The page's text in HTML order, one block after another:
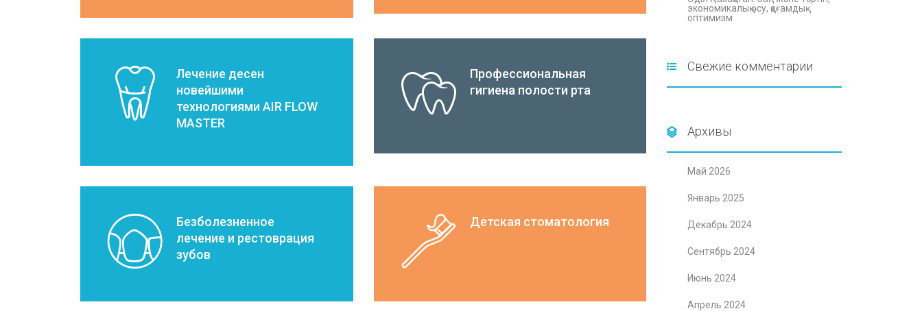
Лечение десен
новейшими
технологиями AIR FLOW
MASTER
Профессиональная
гигиена полости рта
Безболезненное
лечение и рестоврация
зубов
Детская стоматология
экономикалық өсу, қоғамдық
оптимизм
Свежие комментарии
Архивы
Май 2026
Январь 2025
Декабрь 2024
Сентябрь 2024
Июнь 2024
Апрель 2024